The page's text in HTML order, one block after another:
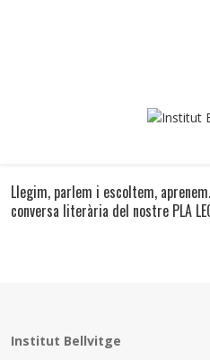
Llegim, parlem i escoltem,
conversa literària del nostre PLA
Institut Bellvitge